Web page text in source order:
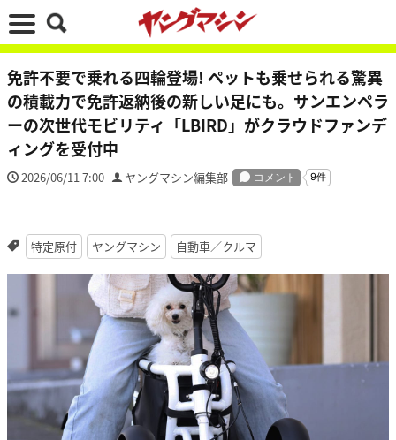
免許不要で乗れる四輪登場! ペットも乗せられる驚異
の積載力で免許返納後の新しい足にも。サンエンペラ
ーの次世代モビリティ「LBIRD」がクラウドファンデ
ィングを受付中
2026/06/11 7:00 ヤングマシン編集部
特定原付 ヤングマシン 自動車／クルマ